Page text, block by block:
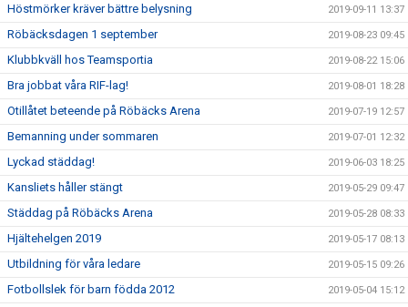
Höstmörker kräver bättre belysning 2019-09-11 13:37
Röbäcksdagen 1 september 2019-08-23 09:45
Klubbkväll hos Teamsportia 2019-08-22 15:06
Bra jobbat våra RIF-lag! 2019-08-01 18:28
Otillåtet beteende på Röbäcks Arena 2019-07-19 12:57
Bemanning under sommaren 2019-07-01 12:32
Lyckad städdag! 2019-06-03 18:25
Kansliets håller stängt 2019-05-29 09:47
Städdag på Röbäcks Arena 2019-05-28 08:33
Hjältehelgen 2019 2019-05-17 08:13
Utbildning för våra ledare 2019-05-15 09:26
Fotbollslek för barn födda 2012 2019-05-04 15:12